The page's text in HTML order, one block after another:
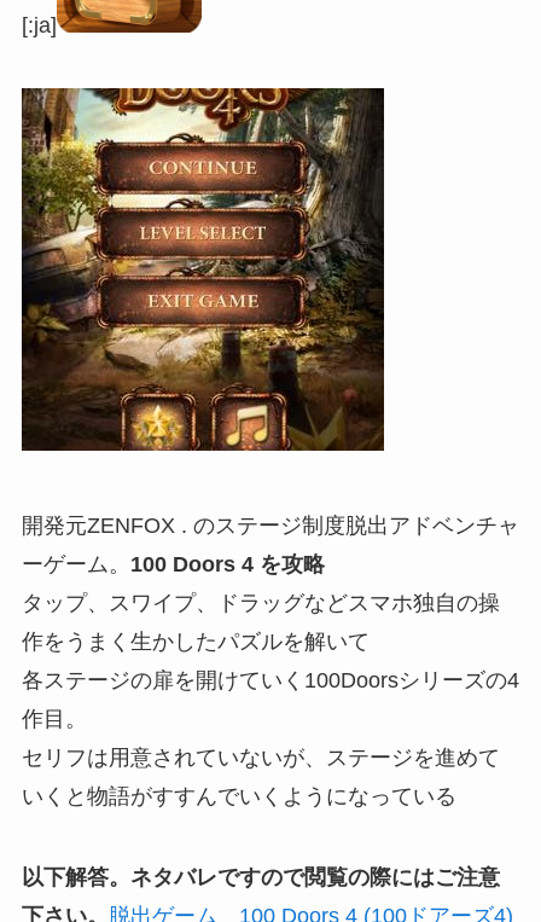
[:ja]
開発元ZENFOX . のステージ制度脱出アドベンチャ
ーゲーム。 100 Doors 4 を攻略
タップ、スワイプ、ドラッグなどスマホ独自の操
作をうまく生かしたパズルを解いて
各ステージの扉を開けていく100Doorsシリーズの4
作目。
セリフは用意されていないが、ステージを進めて
いくと物語がすすんでいくようになっている
以下解答。ネタバレですので閲覧の際にはご注意
下さい。 脱出ゲーム 100 Doors 4 (100ドアーズ4)